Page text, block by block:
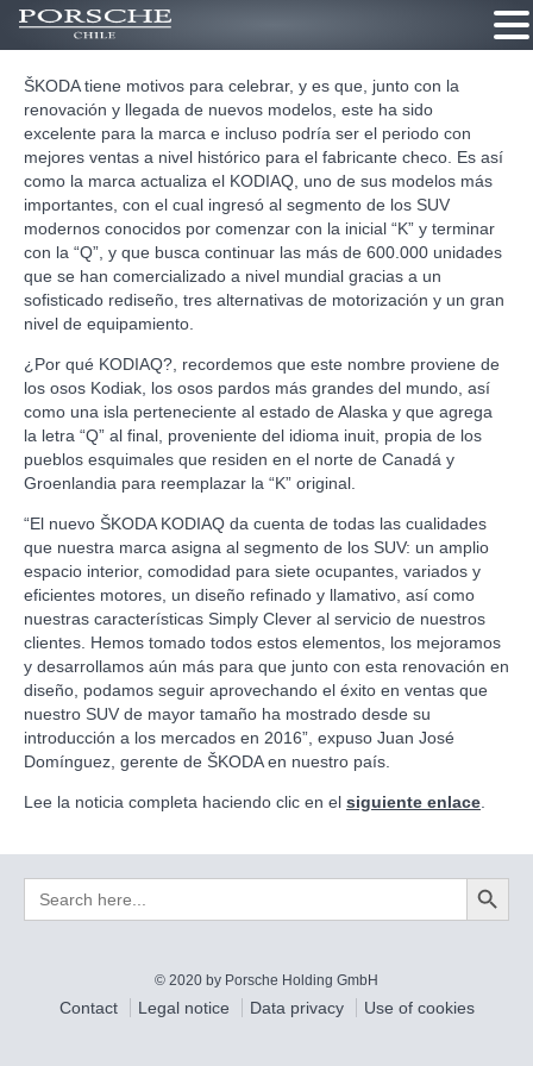
ŠKODA tiene motivos para celebrar, y es que, junto con la
renovación y llegada de nuevos modelos, este ha sido
excelente para la marca e incluso podría ser el periodo con
mejores ventas a nivel histórico para el fabricante checo. Es así
como la marca actualiza el KODIAQ, uno de sus modelos más
importantes, con el cual ingresó al segmento de los SUV
modernos conocidos por comenzar con la inicial “K” y terminar
con la “Q”, y que busca continuar las más de 600.000 unidades
que se han comercializado a nivel mundial gracias a un
sofisticado rediseño, tres alternativas de motorización y un gran
nivel de equipamiento.
¿Por qué KODIAQ?, recordemos que este nombre proviene de
los osos Kodiak, los osos pardos más grandes del mundo, así
como una isla perteneciente al estado de Alaska y que agrega
la letra “Q” al final, proveniente del idioma inuit, propia de los
pueblos esquimales que residen en el norte de Canadá y
Groenlandia para reemplazar la “K” original.
“El nuevo ŠKODA KODIAQ da cuenta de todas las cualidades
que nuestra marca asigna al segmento de los SUV: un amplio
espacio interior, comodidad para siete ocupantes, variados y
eficientes motores, un diseño refinado y llamativo, así como
nuestras características Simply Clever al servicio de nuestros
clientes. Hemos tomado todos estos elementos, los mejoramos
y desarrollamos aún más para que junto con esta renovación en
diseño, podamos seguir aprovechando el éxito en ventas que
nuestro SUV de mayor tamaño ha mostrado desde su
introducción a los mercados en 2016”, expuso Juan José
Domínguez, gerente de ŠKODA en nuestro país.
Lee la noticia completa haciendo clic en el siguiente enlace
Search
for:
Search Button
© 2020 by Porsche Holding GmbH
Contact Legal notice Data privacy Use of cookies